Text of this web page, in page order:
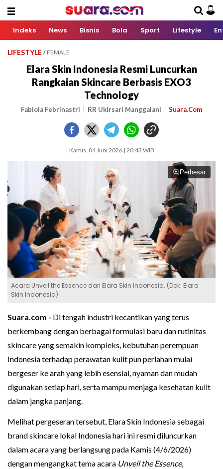
Indeks News Bisnis Bola Sport Lifestyle
LIFESTYLE / FEMALE
Elara Skin Indonesia Resmi Luncurkan
Rangkaian Skincare Berbasis EXO3
Technology
Fabiola Febrinastri RR Ukirsari Manggalani Suara.Com
Kamis, 04 Juni 2026 | 20:43 WIB
Perbesar
Acara Unveil the Essence dari Elara Skin Indonesia. (Dok: Elara
Skin Indonesia)
Suara.com - Di tengah industri kecantikan yang terus
berkembang dengan berbagai formulasi baru dan rutinitas
skincare yang semakin kompleks, kebutuhan perempuan
Indonesia terhadap perawatan kulit pun perlahan mulai
bergeser ke arah yang lebih esensial, nyaman dan mudah
digunakan setiap hari, serta mampu menjaga kesehatan kulit
dalam jangka panjang.
Melihat pergeseran tersebut, Elara Skin Indonesia sebagai
brand skincare lokal Indonesia hari ini resmi diluncurkan
dalam acara yang berlangsung pada Kamis (4/6/2026)
dengan mengangkat tema acara Unveil the Essence,